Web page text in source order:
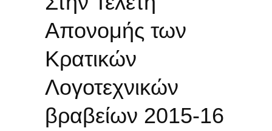
Απονομής των
Κρατικών
Λογοτεχνικών
βραβείων 2015-16